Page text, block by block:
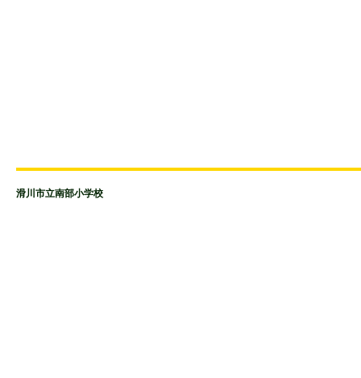
滑川市立南部小学校